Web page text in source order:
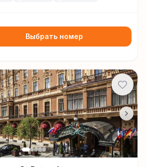
Выбрать номер